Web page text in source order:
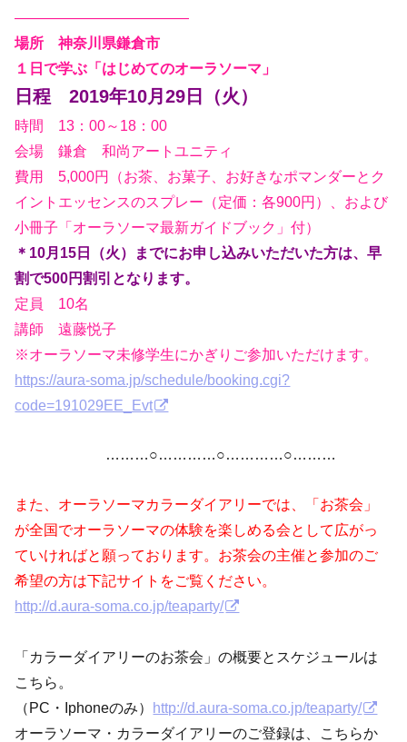
————————————
場所 神奈川県鎌倉市
１日で学ぶ「はじめてのオーラソーマ」
日程 2019年10月29日（火）
時間 13：00～18：00
会場 鎌倉 和尚アートユニティ
費用 5,000円（お茶、お菓子、お好きなポマンダーとク
イントエッセンスのスプレー（定価：各900円）、および
小冊子「オーラソーマ最新ガイドブック」付）
＊10月15日（火）までにお申し込みいただいた方は、早
割で500円割引となります。
定員 10名
講師 遠藤悦子
※オーラソーマ未修学生にかぎりご参加いただけます。
https://aura-soma.jp/schedule/booking.cgi?
code=191029EE_Evt
………○…………○…………○………
また、オーラソーマカラーダイアリーでは、「お茶会」
が全国でオーラソーマの体験を楽しめる会として広がっ
ていければと願っております。お茶会の主催と参加のご
希望の方は下記サイトをご覧ください。
http://d.aura-soma.co.jp/teaparty/
「カラーダイアリーのお茶会」の概要とスケジュールは
こちら。
（PC・Iphoneのみ） http://d.aura-soma.co.jp/teaparty/
オーラソーマ・カラーダイアリーのご登録は、こちらか